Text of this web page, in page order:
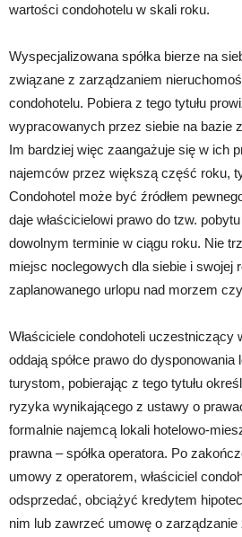
wartości condohotelu w skali roku.
Wyspecjalizowana spółka bierze na
związane z zarządzaniem
condohotelu. Pobiera z tego tytułu
wypracowanych przez siebie na bazie
Im bardziej więc zaangażuje się w ich
najemców przez większą część roku,
Condohotel może być źródłem
daje właścicielowi prawo do tzw.
dowolnym terminie w ciągu roku. Nie
miejsc noclegowych dla siebie i swojej
zaplanowanego urlopu nad morzem
Właściciele condohoteli uczestniczący
oddają spółce prawo do
turystom, pobierając z tego tytułu
ryzyka wynikającego z ustawy o
formalnie najemcą lokali hotelowo-
prawna – spółka operatora. Po
umowy z operatorem, właściciel
odsprzedać, obciążyć kredytem
nim lub zawrzeć umowę o zarządzanie